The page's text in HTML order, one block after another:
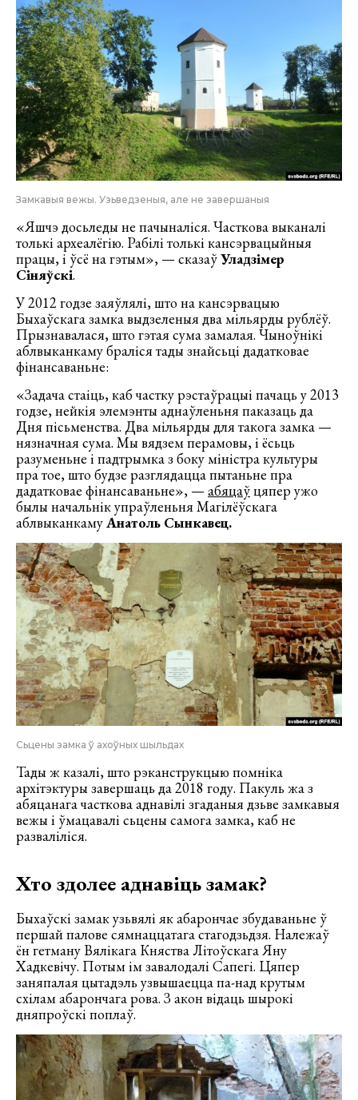
Замкавыя вежы. Узьведзеныя, але не завершаныя
«Яшчэ досьледы не пачыналіся. Часткова выканалі
толькі археалёгію. Рабілі толькі кансэрвацыйныя
працы, і ўсё на гэтым», — сказаўУладзімер
Сіняўскі.
У 2012 годзе заяўлялі, што на кансэрвацыю
Быхаўскага замка выдзеленыя два мільярды рублёў.
Прызнавалася, што гэтая сума замалая. Чыноўнікі
аблвыканкаму браліся тады знайсьці дадатковае
фінансаваньне:
«Задача стаіць, каб частку рэстаўрацыі пачаць у 2013
годзе, нейкія элемэнты аднаўленьня паказаць да
Дня пісьменства. Два мільярды для такога замка —
нязначная сума. Мы вядзем перамовы, і ёсьць
разуменьне і падтрымка з боку міністра культуры
пра тое, што будзе разглядацца пытаньне пра
дадатковае фінансаваньне», —абяцаўцяпер ужо
былы начальнік упраўленьня Магілёўскага
аблвыканкамуАнатоль Сынкавец.
Сьцены замка ў ахоўных шыльдах
Тады ж казалі, што рэканструкцыю помніка
архітэктуры завершаць да 2018 году. Пакуль жа з
абяцанага часткова аднавілі згаданыя дзьве замкавыя
вежы і ўмацавалі сьцены самога замка, каб не
разваліліся.
Хто здолее аднавіць замак?
Быхаўскі замак узьвялі як абарончае збудаваньне ў
першай палове сямнаццатага стагодзьдзя. Належаў
ён гетману Вялікага Княства Літоўскага Яну
Хадкевічу. Потым ім завалодалі Сапегі. Цяпер
заняпалая цытадэль узвышаецца па-над крутым
схілам абарончага рова. З акон відаць шырокі
дняпроўскі поплаў.